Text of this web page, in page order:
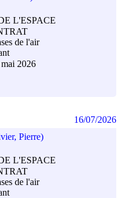
L'ESPACE
de l'air
2026
Pierre)
L'ESPACE
de l'air
16/07/2026